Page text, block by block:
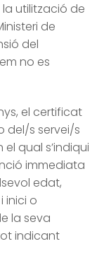
utilització de
de
del
no es
el certificat
del/s servei/s
qual s’indiqui
immediata
edat,
inici o
la seva
indicant